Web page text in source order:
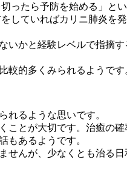
ったら予防を始める」と
していればカリニ肺炎を
いかと経験レベルで指摘す
的多くみられるようです
るような思いです。
とが大切です。治癒の
もあるようです。
んが、少なくとも治る